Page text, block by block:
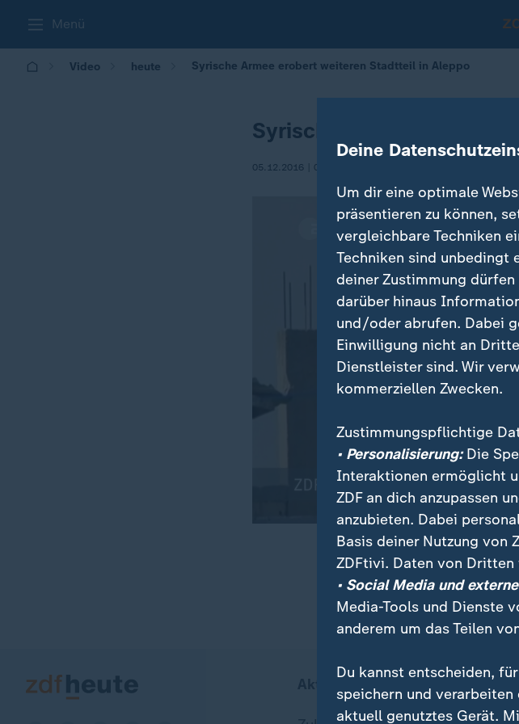
Menü
Video heute Syrische Armee erobert weiteren Stadtteil in Aleppo
Syrische Armee erobert
05.12.2016 | 09:11
Aktuell bei ZDFheute
Deine
Um dir eine optimale
präsentieren zu können,
vergleichbare Techniken
Techniken sind
deiner Zustimmung
darüber hinaus
und/oder abrufen. Dabei
Einwilligung nicht an
Dienstleister sind. Wir
kommerziellen Zwecken.
Zustimmungspflichtige
• Personalisierung:Die
Interaktionen ermöglicht
ZDF an dich anzupassen
anzubieten. Dabei
Basis deiner Nutzung von
ZDFtivi. Daten von
• Social Media und
Media-Tools und Dienste
anderem um das Teilen
Du kannst entscheiden,
speichern und
aktuell genutztes Gerät.